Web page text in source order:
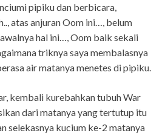
pipiku dan berbicara,
atas anjuran Oom ini…, belum
hal ini…, Oom baik sekali
triknya saya membalasnya
air matanya menetes di pipiku.
kembali kurebahkan tubuh War
dari matanya yang tertutup itu
selekasnya kucium ke-2 matanya